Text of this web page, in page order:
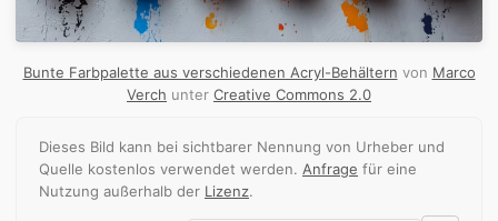
Bunte Farbpalette aus verschiedenen Acryl-Behältern von Marco
Verch unter Creative Commons 2.0
Dieses Bild kann bei sichtbarer Nennung von Urheber und
Quelle kostenlos verwendet werden. Anfrage für eine
Nutzung außerhalb der Lizenz.